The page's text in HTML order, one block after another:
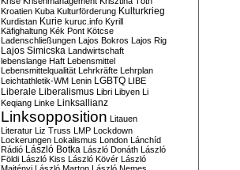
Kroatien Kuba Kulturförderung Kulturkrieg
Kurdistan Kurie kuruc.info Kyrill
Käfighaltung Kék Pont Kötcse
Ladenschließungen Lajos Bokros Lajos Rig
Lajos Simicska Landwirtschaft
lebenslange Haft Lebensmittel
Lebensmittelqualität Lehrkräfte Lehrplan
Leichtathletik-WM Lenin LGBTQ LIBE
Liberale Liberalismus Libri Libyen Li
Keqiang Linke Linksallianz
Linksopposition Litauen
Literatur Liz Truss LMP Lockdown
Lockerungen Lokalismus London Lánchíd
Rádió
László Botka László Donáth László
Földi László Kiss László Kövér László